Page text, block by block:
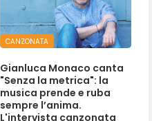
CANZONATA
Gianluca Monaco canta
"Senza la metrica": la
musica prende e ruba
sempre l’anima.
L'intervista canzonata